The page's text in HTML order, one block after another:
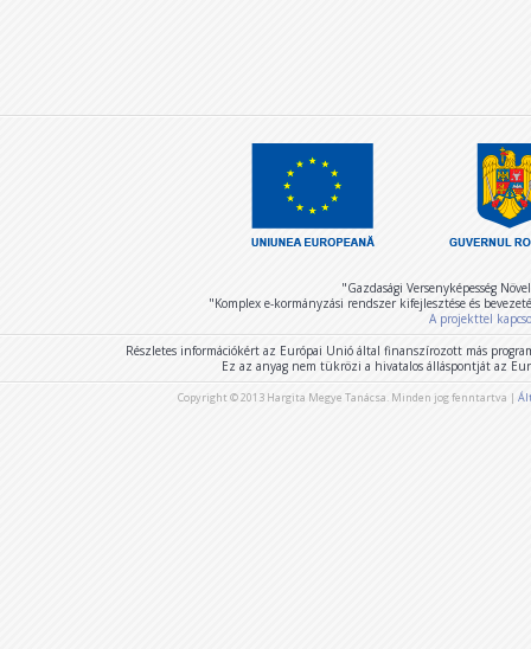
"Gazdasági Versenyképesség
"Komplex e-kormányzási rendszer kifejlesztése és
A projekttel
Részletes információkért az Európai Unió által finanszírozott más
Ez az anyag nem tükrözi a hivatalos álláspontját az
Copyright © 2013 Hargita Megye Tanácsa. Minden jog fenntartva |